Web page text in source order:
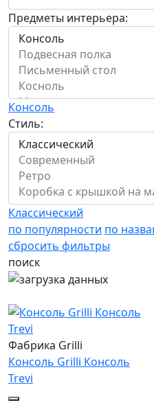
Предметы интерьера:
Консоль
Стиль:
Классический
сбросить фильтры
по популярности по
поиск
Фабрика Grilli
Консоль Grilli Консоль
Trevi